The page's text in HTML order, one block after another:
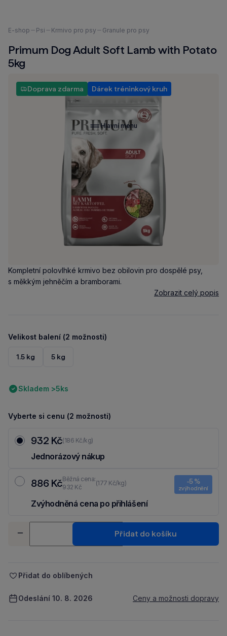
Hlavní menu
Nacházíte
zde:
E-shop Psi Krmivo pro psy Granule pro psy
Primum Dog Adult Soft Lamb with Potato
5kg
Doprava zdarma Dárek tréninkový kruh
Kompletní polovlhké krmivo bez obilovin pro dospělé psy,
s měkkým jehněčím a bramborami.
Zobrazit celý popis
Velikost balení (2 možnosti)
1.5 kg 5 kg
Skladem >5ks
Vyberte si cenu (2 možnosti)
932 Kč(186 Kč/kg)
Jednorázový nákup
886 KčBěžná cena:
932 Kč
(177 Kč/kg) -5 %
zvýhodnění
Zvýhodněná cena po přihlášení
-
+
Přidat do košíku
Přidat do oblíbených
Odeslání 10. 8. 2026 Ceny a možnosti dopravy